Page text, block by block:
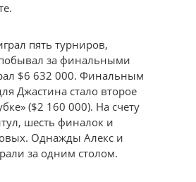
пять турниров,
за финальными
$6 632 000. Финальным
Джастина стало второе
($2 160 000). На счету
шесть финалок и
Однажды Алекс и
за одним столом.